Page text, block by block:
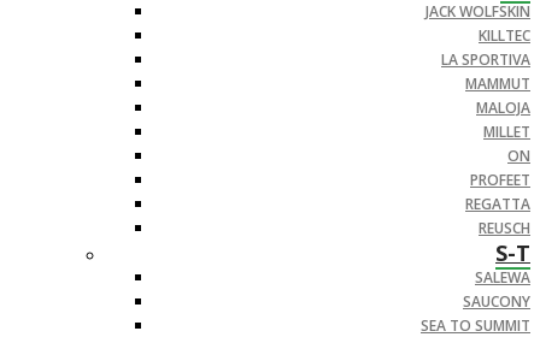
JACK WOLFSKIN
KILLTEC
LA SPORTIVA
MAMMUT
MALOJA
MILLET
ON
PROFEET
REGATTA
REUSCH
S-T
SALEWA
SAUCONY
SEA TO SUMMIT